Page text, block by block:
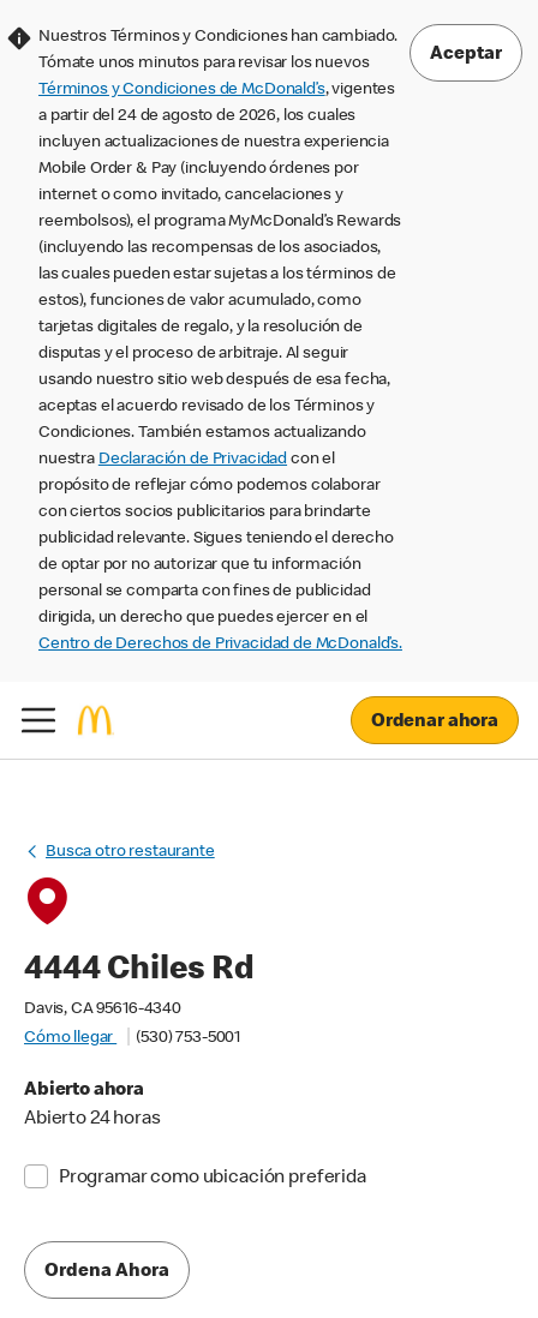
Nuestros Términos y Condiciones han cambiado.
Tómate unos minutos para revisar los nuevos
Términos y Condiciones de McDonald’s, vigentes
a partir del 24 de agosto de 2026, los cuales
incluyen actualizaciones de nuestra experiencia
Mobile Order & Pay (incluyendo órdenes por
internet o como invitado, cancelaciones y
reembolsos), el programa MyMcDonald’s Rewards
(incluyendo las recompensas de los asociados,
las cuales pueden estar sujetas a los términos de
estos), funciones de valor acumulado, como
tarjetas digitales de regalo, y la resolución de
disputas y el proceso de arbitraje. Al seguir
usando nuestro sitio web después de esa fecha,
aceptas el acuerdo revisado de los Términos y
Condiciones. También estamos actualizando
nuestra Declaración de Privacidad con el
propósito de reflejar cómo podemos colaborar
con ciertos socios publicitarios para brindarte
publicidad relevante. Sigues teniendo el derecho
de optar por no autorizar que tu información
personal se comparta con fines de publicidad
dirigida, un derecho que puedes ejercer en el
Centro de Derechos de Privacidad de McDonald’s.
Aceptar
Ordenar ahora
Busca otro restaurante
4444 Chiles Rd
Davis, CA 95616-4340
Cómo llegar
(530) 753-5001
Abierto ahora
Abierto 24 horas
Programar como ubicación preferida
Ordena Ahora